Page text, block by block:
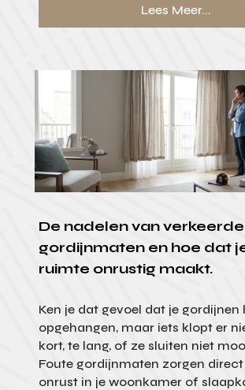
Lees Meer...
De nadelen van verkeerde
gordijnmaten en hoe dat
ruimte onrustig maakt.
Ken je dat gevoel dat je gordijnen
opgehangen, maar iets klopt er
kort, te lang, of ze sluiten niet
Foute gordijnmaten zorgen
onrust in je woonkamer of